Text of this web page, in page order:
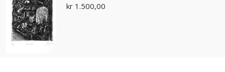
kr 1.500,00